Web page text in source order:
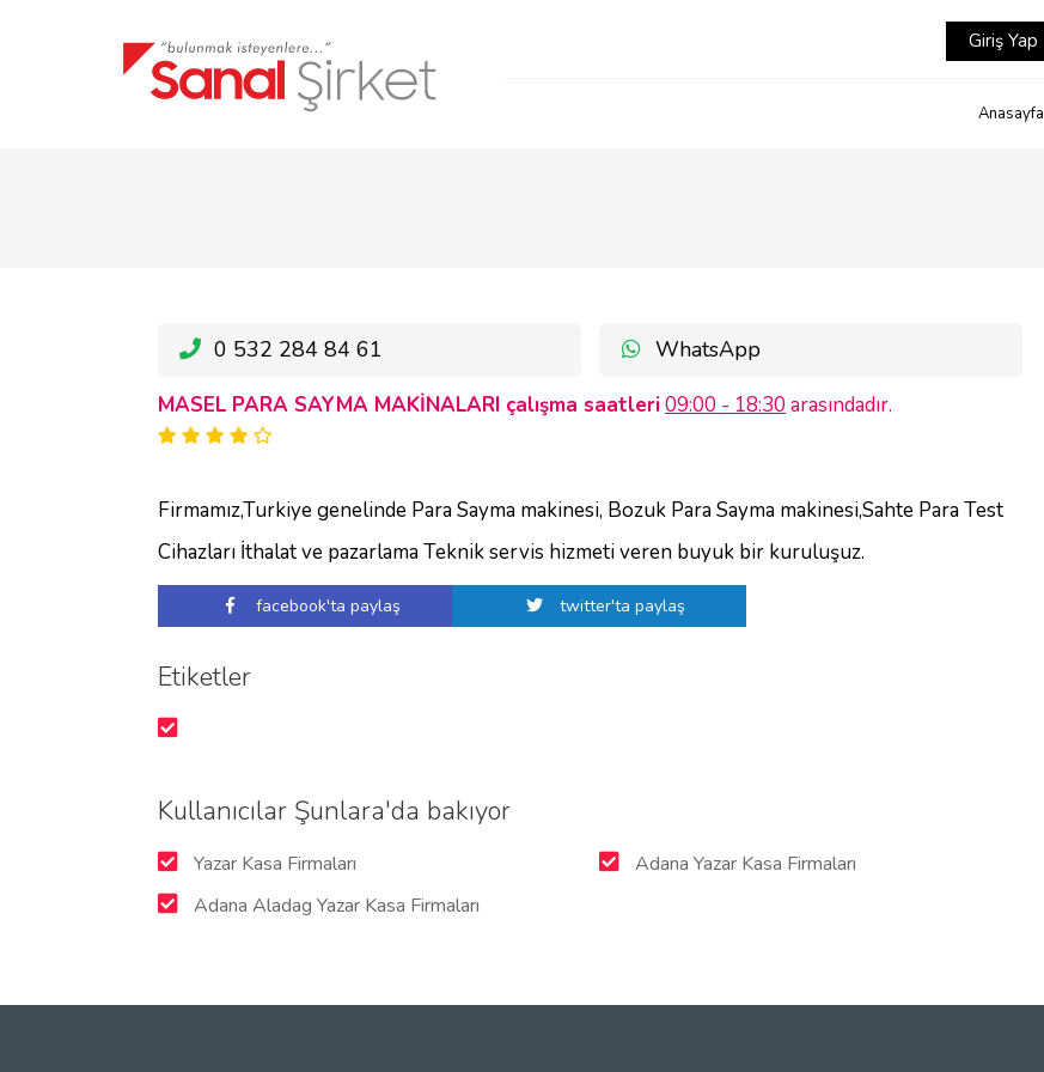
Giriş Yap
Anasayfa
0 532 284 84 61 WhatsApp
MASEL PARA SAYMA MAKİNALARI çalışma saatleri09:00 - 18:30 arasındadır.
Firmamız,Turkiye genelinde Para Sayma makinesi, Bozuk Para Sayma makinesi,Sahte Para Test
Cihazları İthalat ve pazarlama Teknik servis hizmeti veren buyuk bir kuruluşuz.
facebook'ta paylaş twitter'ta paylaş
Etiketler
Kullanıcılar Şunlara'da bakıyor
Yazar Kasa Firmaları
Adana Yazar Kasa Firmaları
Adana Aladag Yazar Kasa Firmaları